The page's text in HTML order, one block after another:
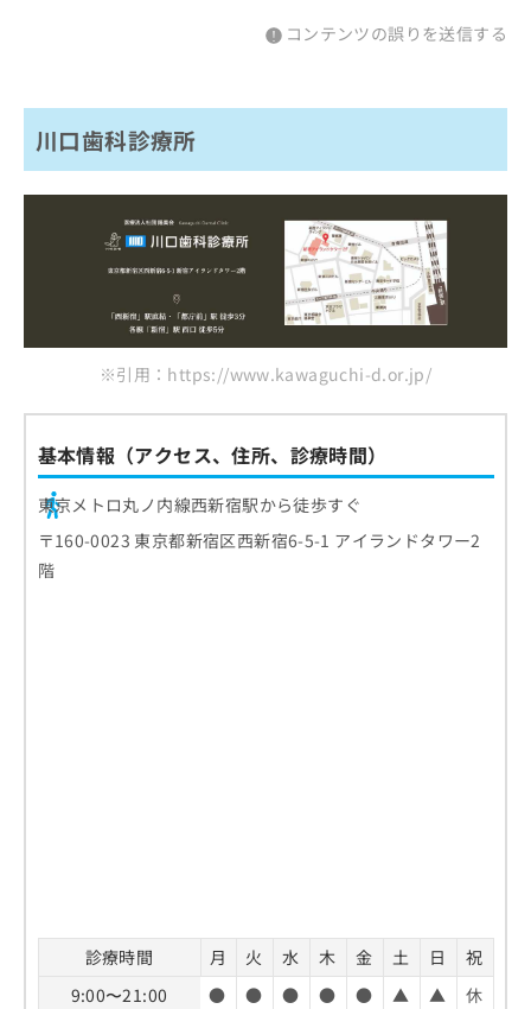
コンテンツの誤りを送信する
川口歯科診療所
※引用：https://www.kawaguchi-d.or.jp/
基本情報（アクセス、住所、診療時間）
東京メトロ丸ノ内線西新宿駅から徒歩すぐ
〒160-0023 東京都新宿区西新宿6-5-1 アイランドタワー2
階
診療時間 月 火 水 木 金 土 日
祝
9:00〜21:00
● ● ● ● ● ▲ ▲
休